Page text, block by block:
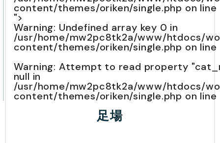
content/themes/oriken/single.php on line
">
Warning: Undefined array key 0 in
/usr/home/mw2pc8tk2a/www/htdocs/
content/themes/oriken/single.php on line
Warning: Attempt to read property
null in
/usr/home/mw2pc8tk2a/www/htdocs/
content/themes/oriken/single.php on line
足場